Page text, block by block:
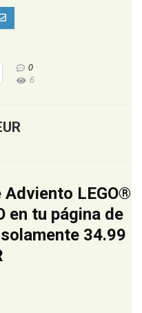
0
6
LEGO®
en tu página de
34.99